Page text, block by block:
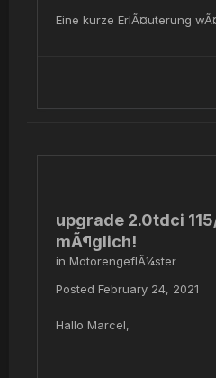
Eine kurze ErlÃ¤uterung
upgrade 2.0tdci
mÃ¶glich!
in MotorengeflÃ¼ster
Posted February 24, 2021
Hallo Marcel,